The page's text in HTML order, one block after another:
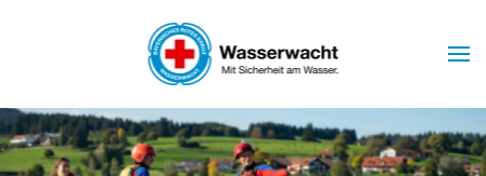
Skip to main content